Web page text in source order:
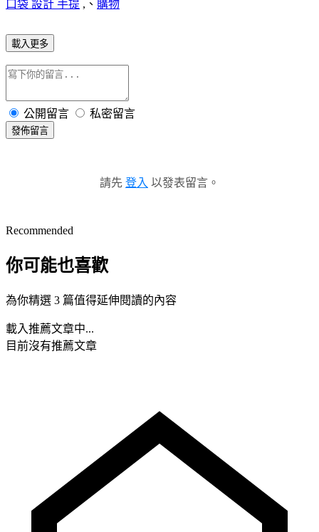
口袋 設計 手提 ,、 購物
載入更多
公開留言 私密留言
發佈留言
請先 登入 以發表留言。
Recommended
你可能也喜歡
為你精選 3 篇值得延伸閱讀的內容
載入推薦文章中...
目前沒有推薦文章